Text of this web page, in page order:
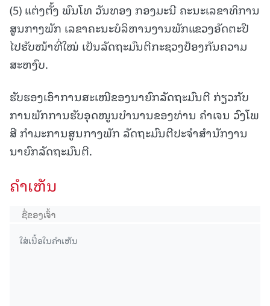
(5) ແຕ່ງຕັ້ງ ພົນໂທ ວັນທອງ ກອງມະນີ ຄະນະເລຂາທິການ
ສູນກາງພັກ ເລຂາຄະນະບໍລິຫານງານພັກແຂວງອັດຕະປື
ໄປຮັບໜ້າທີ່ໃໝ່ ເປັນລັດຖະມົນຕີກະຊວງປ້ອງກັນຄວາມ
ສະຫງົບ.
ຮັບຮອງເອົາການສະເໜີຂອງນາຍົກລັດຖະມົນຕີ ກ່ຽວກັບ
ການພັກການຮັບອຸດໜູນບຳນານຂອງທ່ານ ຄຳເຈນ ວົງໂພ
ສີ ກຳມະການສູນກາງພັກ ລັດຖະມົນຕີປະຈຳສຳນັກງານ
ນາຍົກລັດຖະມົນຕີ.
ຄໍາເຫັນ